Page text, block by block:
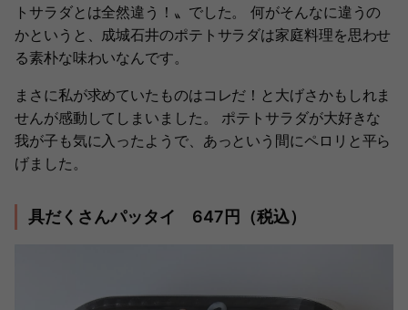
トサラダとは全然違う！〟でした。 何がそんなに違うの
かというと、成城石井のポテトサラダは家庭料理を思わせ
る素朴な味わいなんです。
まさに私が求めていたものはコレだ！と大げさかもしれま
せんが感動してしまいました。 ポテトサラダが大好きな
我が子も気に入ったようで、あっという間にペロリと平ら
げました。
具だくさんパッタイ 647円（税込）